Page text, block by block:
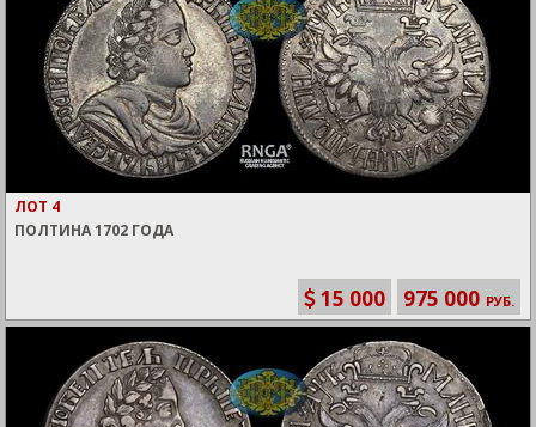
ЛОТ 4
ПОЛТИНА 1702 ГОДА
15 000 975 000 РУБ.